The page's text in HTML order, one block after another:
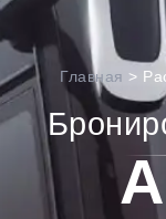
Главная >